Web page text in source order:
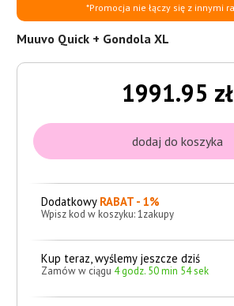
*Promocja nie łączy się z innymi
Muuvo Quick + Gondola XL
1991.95 zł
Dodatkowy RABAT - 1%
Wpisz kod w koszyku: 1zakupy
Kup teraz, wyślemy jeszcze dziś
Zamów w ciągu 4 godz. 50 min 52 sek